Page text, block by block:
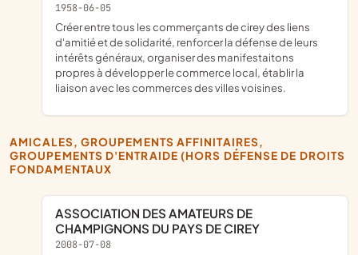
1958-06-05
créer entre tous les commerçants de cirey des liens
d'amitié et de solidarité, renforcer la défense de leurs
intérêts généraux, organiser des manifestaitons
propres à développer le commerce local, établir la
liaison avec les commerces des villes voisines.
AMICALES, GROUPEMENTS AFFINITAIRES,
GROUPEMENTS D'ENTRAIDE (HORS DÉFENSE DE DROITS
FONDAMENTAUX
ASSOCIATION DES AMATEURS DE
CHAMPIGNONS DU PAYS DE CIREY
2008-07-08